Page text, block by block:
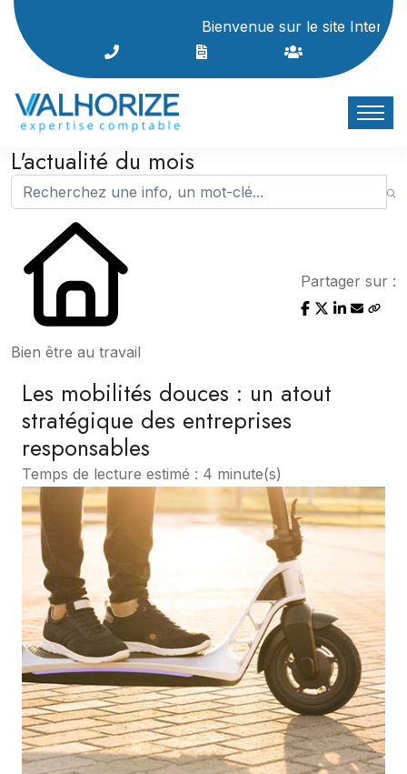
Bienvenue sur le site Internet du
L'actualité du mois
Bien être au travail
Partager sur :
Les mobilités douces : un atout
stratégique des entreprises
responsables
Temps de lecture estimé : 4 minute(s)